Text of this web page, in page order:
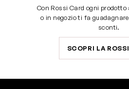
Con Rossi Card ogni
o in negozio ti fa
sconti.
SCOPRI LA